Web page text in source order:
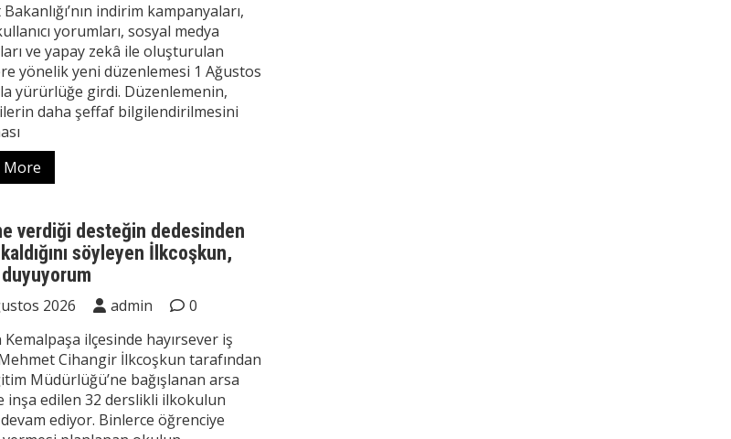
indirim kampanyaları,
yorumları, sosyal medya
ve yapay zekâ ile oluşturulan
yönelik yeni düzenlemesi 1 Ağustos
yürürlüğe girdi. Düzenlemenin,
daha şeffaf bilgilendirilmesini
More
verdiği desteğin dedesinden
söyleyen İlkcoşkun,
2026 admin
0
Kemalpaşa ilçesinde hayırsever iş
Cihangir İlkcoşkun tarafından
Müdürlüğü’ne bağışlanan arsa
inşa edilen 32 derslikli ilkokulun
devam ediyor. Binlerce öğrenciye